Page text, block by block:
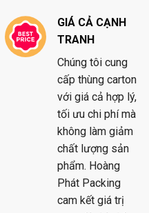
GIÁ CẢ CẠNH
TRANH
Chúng tôi cung
cấp thùng carton
với giá cả hợp lý,
tối ưu chi phí mà
không làm giảm
chất lượng sản
phẩm. Hoàng
Phát Packing
cam kết giá trị